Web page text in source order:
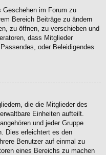
Geschehen im Forum zu
Bereich Beiträge zu ändern
zu öffnen, zu verschieben und
dass Mitglieder
oder Beleidigendes
die die Mitglieder des
Einheiten aufteilt.
und jeder Gruppe
Dies erleichtert es den
Benutzer auf einmal zu
eines Bereichs zu machen